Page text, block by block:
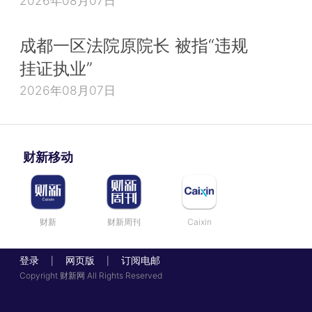
成都一区法院原院长 被指“违规
挂证执业”
2026年08月07日
财新移动
财新 财新周刊 Caixin
登录 网页版 订阅电邮
Copyright 财新网 All Rights Reserved